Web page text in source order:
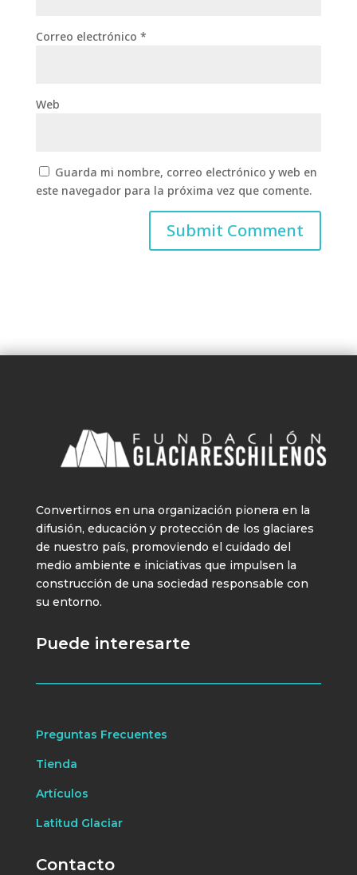
Correo electrónico *
Web
Guarda mi nombre, correo electrónico y web en
este navegador para la próxima vez que comente.
Convertirnos en una organización pionera en la
difusión, educación y protección de los glaciares
de nuestro país, promoviendo el cuidado del
medio ambiente e iniciativas que impulsen la
construcción de una sociedad responsable con
su entorno.
Puede interesarte
Preguntas Frecuentes
Tienda
Artículos
Latitud Glaciar
Contacto